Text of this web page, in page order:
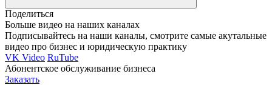
Поделиться
Больше видео на наших каналах
Подписывайтесь на наши каналы, смотрите самые акутальные
видео про бизнес и юридическую практику
VK Video RuTube
Абонентское обслуживание бизнеса
Заказать